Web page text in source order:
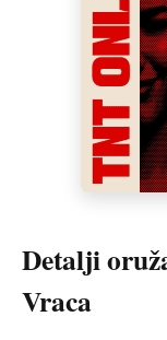
Detalji
Vraca